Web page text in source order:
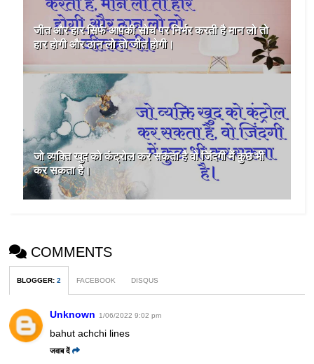
जीत और हार सिर्फ आपकी सोच पर निर्भर करती है मान लो तो
हार होगी और ठान लो तो जीत होगी।
जो व्यक्ति खुद को कंट्रोल कर सकता है वो जिंदगी में कुछ भी
कर सकता है।
COMMENTS
BLOGGER:2 FACEBOOK DISQUS
Unknown 1/06/2022 9:02 pm
bahut achchi lines
जवाब दें